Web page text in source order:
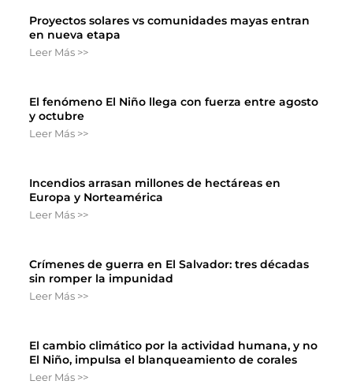
Proyectos solares vs comunidades mayas entran
en nueva etapa
Leer Más >>
El fenómeno El Niño llega con fuerza entre agosto
y octubre
Leer Más >>
Incendios arrasan millones de hectáreas en
Europa y Norteamérica
Leer Más >>
Crímenes de guerra en El Salvador: tres décadas
sin romper la impunidad
Leer Más >>
El cambio climático por la actividad humana, y no
El Niño, impulsa el blanqueamiento de corales
Leer Más >>